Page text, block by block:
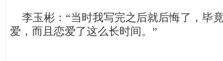
李玉彬：“当时我写完之后就后悔了，毕
爱，而且恋爱了这么长时间。”